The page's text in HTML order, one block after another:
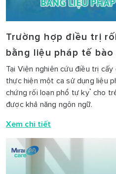
Trường hợp điều trị
bằng liệu pháp tế
Tại Viện nghiên cứu điều trị
thực hiện một ca sử dụng liệu
chứng rối loạn phổ tự kỷ cho
được khả năng ngôn ngữ.
Xem chi tiết